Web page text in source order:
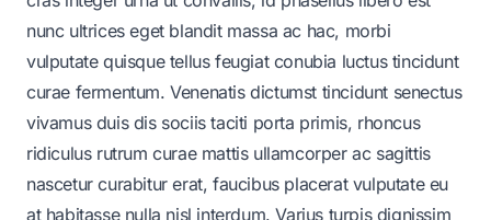
nunc ultrices eget blandit massa ac hac, morbi
vulputate quisque tellus feugiat conubia luctus tincidunt
curae fermentum. Venenatis dictumst tincidunt senectus
vivamus duis dis sociis taciti porta primis, rhoncus
ridiculus rutrum curae mattis ullamcorper ac sagittis
nascetur curabitur erat, faucibus placerat vulputate eu
at habitasse nulla nisl interdum. Varius turpis dignissim